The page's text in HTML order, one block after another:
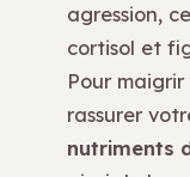
agression,
cortisol et
Pour
rassurer
nutriments